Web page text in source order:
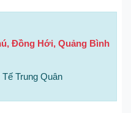
Đồng Hới, Quảng Bình
Trung Quân